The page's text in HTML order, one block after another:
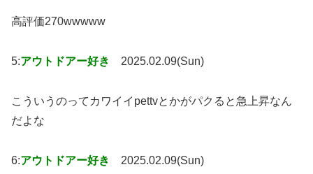
高評価270wwwww
5:アウトドアー好き 2025.02.09(Sun)
こういうのってカワイイpettvとかがパクると急上昇なん
だよな
6:アウトドアー好き 2025.02.09(Sun)